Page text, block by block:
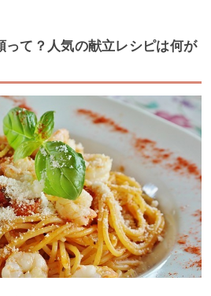
って？人気の献立レシピは何が